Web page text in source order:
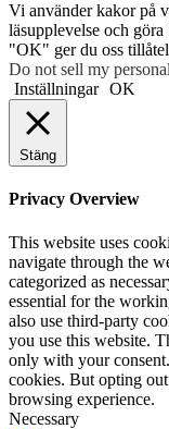
Vi använder kakor på
läsupplevelse och
"OK" ger du oss
Do not sell my
Inställningar OK
Stäng
Privacy Overview
This website uses
navigate through the
categorized as
essential for the
also use third-party
you use this website.
only with your
cookies. But opting
browsing experience.
Necessary